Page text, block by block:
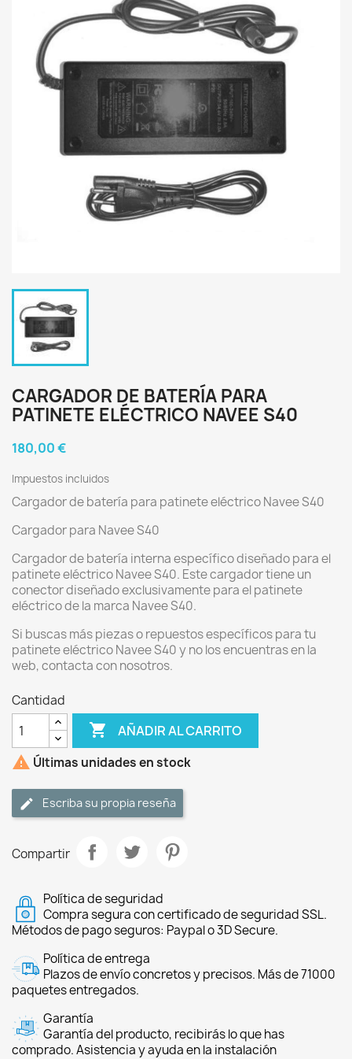
CARGADOR DE BATERÍA PARA
PATINETE ELÉCTRICO NAVEE S40
180,00 €
Impuestos incluidos
Cargador de batería para patinete eléctrico Navee S40
Cargador para Navee S40
Cargador de batería interna específico diseñado para el
patinete eléctrico Navee S40. Este cargador tiene un
conector diseñado exclusivamente para el patinete
eléctrico de la marca Navee S40.
Si buscas más piezas o repuestos específicos para tu
patinete eléctrico Navee S40 y no los encuentras en la
web, contacta con nosotros.
Cantidad
 AÑADIR AL CARRITO
 Últimas unidades en stock
Escriba su propia reseña
Compartir
Política de seguridad
Compra segura con certificado de seguridad SSL.
Métodos de pago seguros: Paypal o 3D Secure.
Política de entrega
Plazos de envío concretos y precisos. Más de 71000
paquetes entregados.
Garantía
Garantía del producto, recibirás lo que has
comprado. Asistencia y ayuda en la instalación